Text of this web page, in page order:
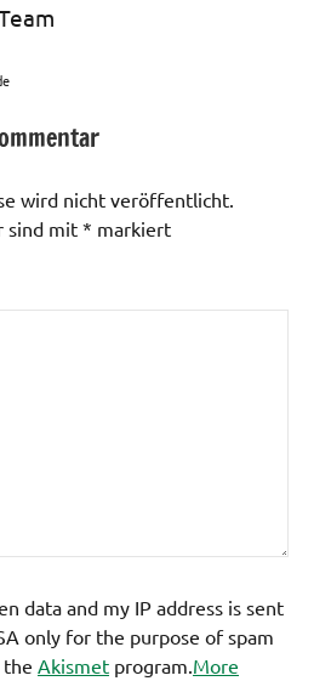
wird nicht veröffentlicht.
sind mit * markiert
data and my IP address is sent
only for the purpose of spam
Akismet program. More